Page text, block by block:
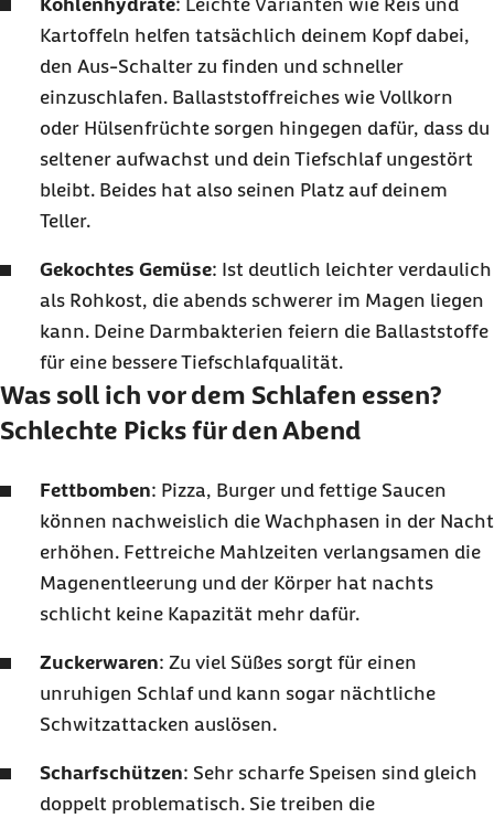
Kohlenhydrate: Leichte Varianten wie Reis und
Kartoffeln helfen tatsächlich deinem Kopf dabei,
den Aus-Schalter zu finden und schneller
einzuschlafen. Ballaststoffreiches wie Vollkorn
oder Hülsenfrüchte sorgen hingegen dafür, dass du
seltener aufwachst und dein Tiefschlaf ungestört
bleibt. Beides hat also seinen Platz auf deinem
Teller.
Gekochtes Gemüse: Ist deutlich leichter verdaulich
als Rohkost, die abends schwerer im Magen liegen
kann. Deine Darmbakterien feiern die Ballaststoffe
für eine bessere Tiefschlafqualität.
Was soll ich vor dem Schlafen essen?
Schlechte Picksfür den Abend
Fettbomben: Pizza, Burger und fettige Saucen
können nachweislich die Wachphasen in der Nacht
erhöhen. Fettreiche Mahlzeiten verlangsamen die
Magenentleerung und der Körper hat nachts
schlicht keine Kapazität mehr dafür.
Zuckerwaren: Zu viel Süßes sorgt für einen
unruhigen Schlaf und kann sogar nächtliche
Schwitzattacken auslösen.
Scharfschützen: Sehr scharfe Speisen sind gleich
doppelt problematisch. Sie treiben die